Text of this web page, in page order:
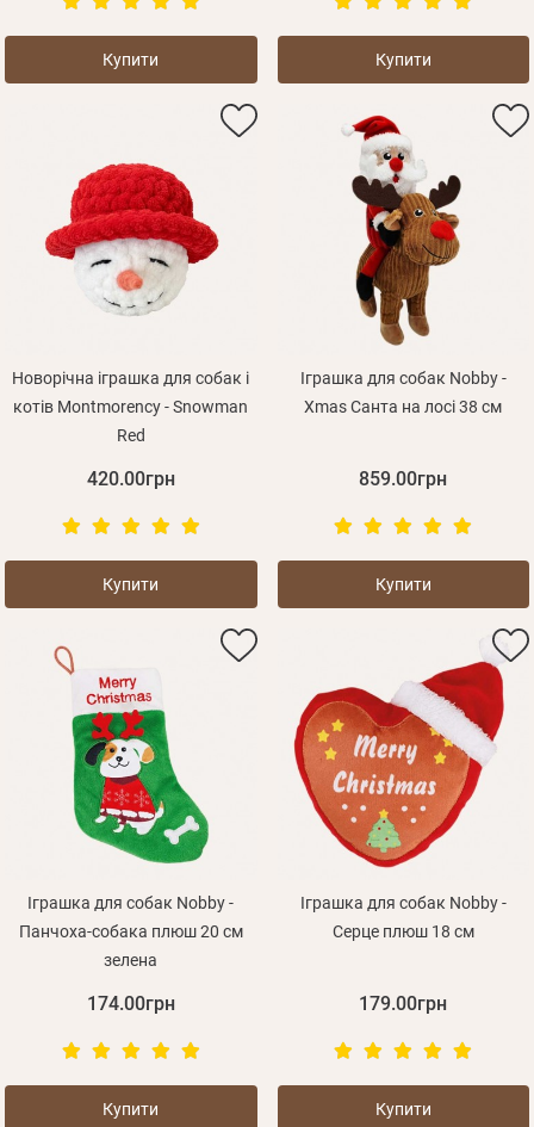
Купити Купити
Новорічна іграшка для собак і
котів Montmorency - Snowman
Red
420.00грн
Купити
Іграшка для собак Nobby -
Xmas Санта на лосі 38 см
859.00грн
Купити
Іграшка для собак Nobby -
Панчоха-собака плюш 20 см
зелена
174.00грн
Купити
Іграшка для собак Nobby -
Серце плюш 18 см
179.00грн
Купити